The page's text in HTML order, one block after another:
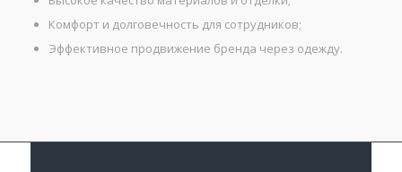
Комфорт и долговечность для сотрудников;
Эффективное продвижение бренда через одежду.